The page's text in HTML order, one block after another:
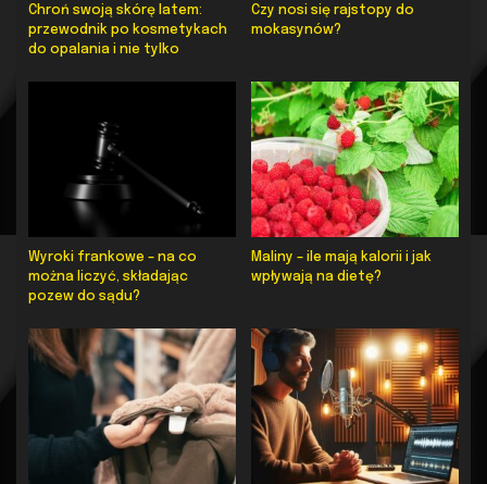
Chroń swoją skórę latem:
przewodnik po kosmetykach
do opalania i nie tylko
Czy nosi się rajstopy do
mokasynów?
Wyroki frankowe – na co
można liczyć, składając
pozew do sądu?
Maliny – ile mają kalorii i jak
wpływają na dietę?